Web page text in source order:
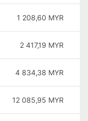
1 208,60 MYR
2 417,19 MYR
4 834,38 MYR
12 085,95 MYR